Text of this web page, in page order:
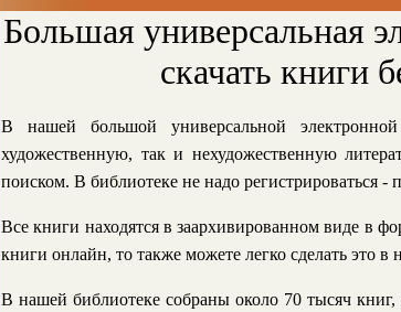
Большая универсальная
скачать книги
В нашей большой универсальной
художественную, так и нехудожественную
поиском. В библиотеке не надо регистрироваться -
Все книги находятся в заархивированном виде в
книги онлайн, то также можете легко сделать это в
В нашей библиотеке собраны около 70 тысяч